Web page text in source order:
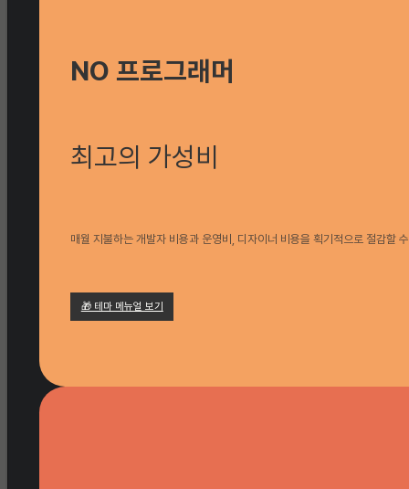
NO 프로그래머
최고의 가성비
매월 지불하는 개발자 비용과 운영비, 디자이너 비용을 획기적으로 절감할
🎁 테마 메뉴얼 보기